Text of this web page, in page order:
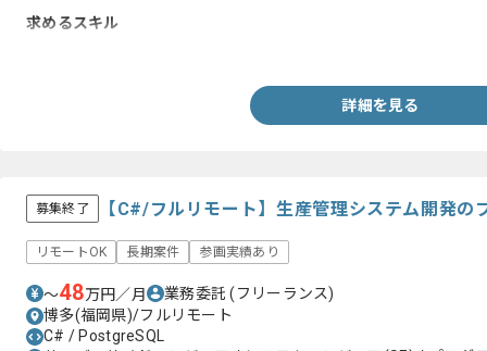
求めるスキル
詳細を見る
募集終了 【C#/フルリモート】生産管理システム開発の
リモートOK 長期案件 参画実績あり
〜48万円／月 業務委託(フリーランス)
博多(福岡県)/フルリモート
C# / PostgreSQL